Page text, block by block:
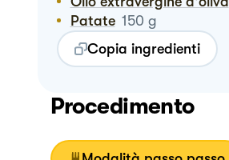
Patate 150 g
Copia ingredienti
Procedimento